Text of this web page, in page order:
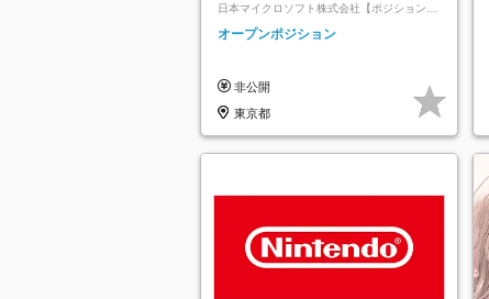
日本マイクロソフト株式会社【ポジションマ
ッチ登録】
オープンポジション
非公開
東京都